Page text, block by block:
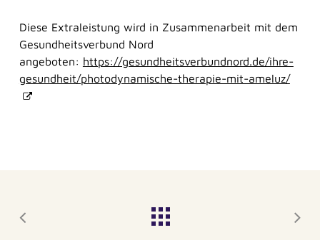
Diese Extraleistung wird in Zusammenarbeit mit dem
Gesundheitsverbund Nord
angeboten: https://gesundheitsverbundnord.de/ihre-
gesundheit/photodynamische-therapie-mit-ameluz/